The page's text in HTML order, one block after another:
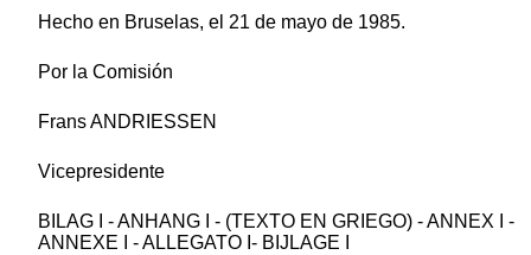
Hecho en Bruselas, el 21 de mayo de 1985.
Por la Comisión
Frans ANDRIESSEN
Vicepresidente
BILAG I - ANHANG I - (TEXTO EN GRIEGO) - ANNEX I -
ANNEXE I - ALLEGATO I- BIJLAGE I